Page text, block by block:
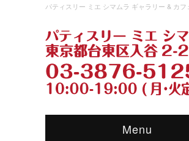
パティスリー ミエ シマムラ ギャラリー & カフ
Menu